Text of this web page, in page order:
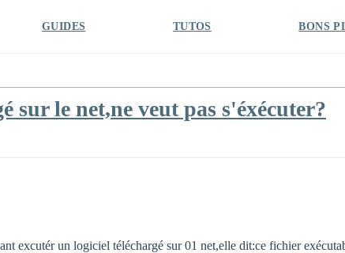
GUIDES TUTOS BONS
sur le net,ne veut pas s'éxécuter?
excutér un logiciel téléchargé sur 01 net,elle dit:ce fichier